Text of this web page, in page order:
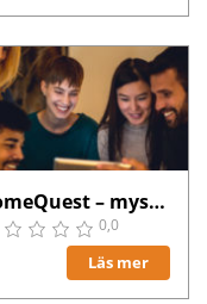
HomeQuest – mysterielösning
0,0
Läs mer